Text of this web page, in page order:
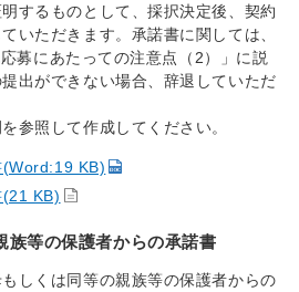
するものとして、採択決定後、契約
いただきます。承諾書に関しては、
募にあたっての注意点（2）」に説
出ができない場合、辞退していただ
参照して作成してください。
(Word:19 KB)
(21 KB)
族等の保護者からの承諾書
しくは同等の親族等の保護者からの